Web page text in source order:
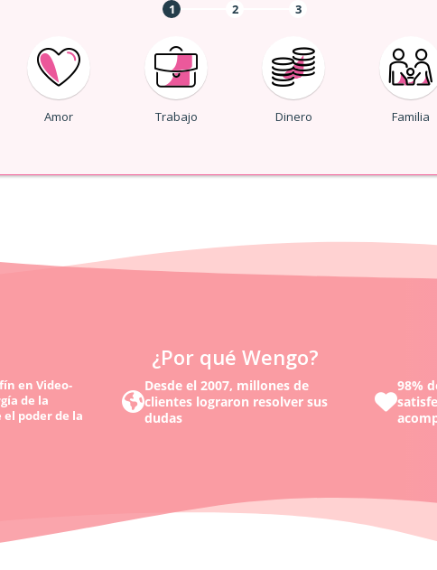
1 2 3
Amor Trabajo Dinero Familia
¿Por qué Wengo?
en Video-
de la
poder de la
Desde el 2007, millones de
clientes lograron resolver sus
dudas
98%